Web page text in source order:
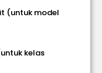
(untuk model
kelas